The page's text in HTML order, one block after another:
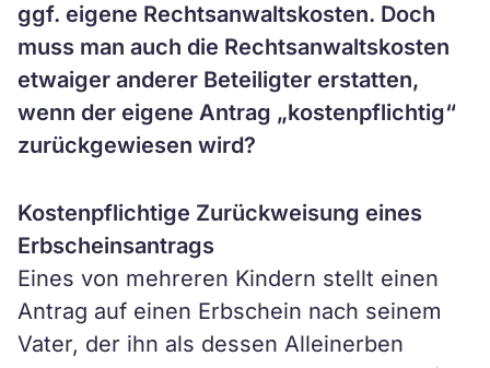
ggf. eigene Rechtsanwaltskosten. Doch
muss man auch die Rechtsanwaltskosten
etwaiger anderer Beteiligter erstatten,
wenn der eigene Antrag „kostenpflichtig“
zurückgewiesen wird?
Kostenpflichtige Zurückweisung eines
Erbscheinsantrags
Eines von mehreren Kindern stellt einen
Antrag auf einen Erbschein nach seinem
Vater, der ihn als dessen Alleinerben